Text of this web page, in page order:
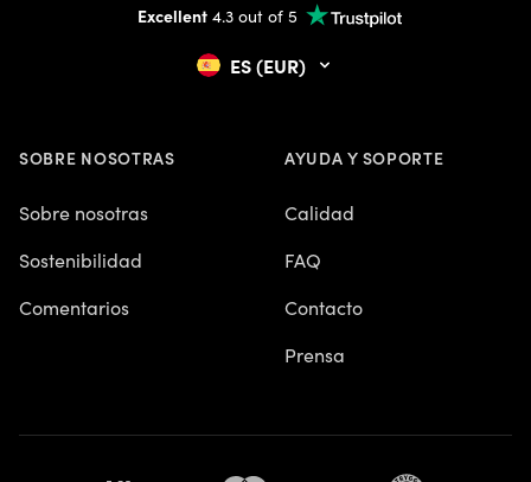
Excellent4.3 out of 5
ES (EUR)
SOBRE NOSOTRAS
Sobre nosotras
Sostenibilidad
Comentarios
AYUDA Y SOPORTE
Calidad
FAQ
Contacto
Prensa